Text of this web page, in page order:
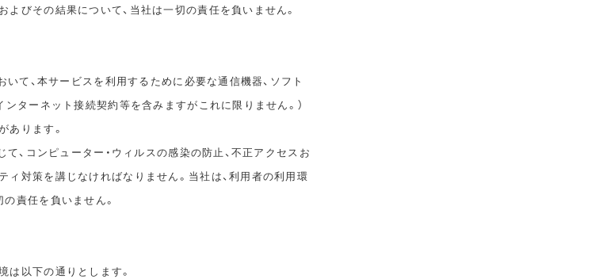
びその結果について、当社は一切の責任を負いません。
て、本サービスを利用するために必要な通信機器、ソフト
ンターネット接続契約等を含みますがこれに限りません。）
あります。
、コンピューター・ウィルスの感染の防止、不正アクセスお
ィ対策を講じなければなりません。当社は、利用者の利用環
責任を負いません。
は以下の通りとします。